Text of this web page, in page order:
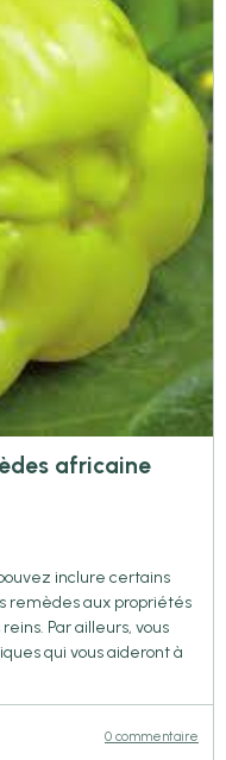
africaine
inclure certains
remèdes aux propriétés
Par ailleurs, vous
qui vous aideront à
0 commentaire